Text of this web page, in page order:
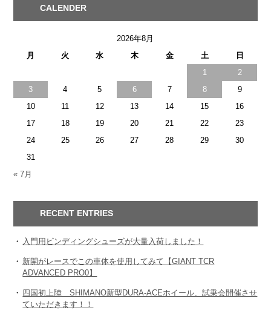
CALENDER
2026年8月
月
火 水 木 金 土
日
1
2
3
4 5 6 7 8
9
10
11 12 13 14 15
16
17
18 19 20 21 22
23
24
25 26 27 28 29
30
31
« 7月
RECENT ENTRIES
入門用ビンディングシューズが大量入荷しました！
新開がレースでこの車体を使用してみて【GIANT TCR
ADVANCED PRO0】
四国初上陸 SHIMANO新型DURA-ACEホイール、試乗会開催させ
ていただきます！！